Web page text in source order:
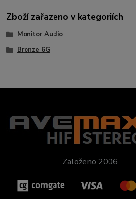
Zboží zařazeno v kategoriích
Monitor Audio
Bronze 6G
Založeno 2006